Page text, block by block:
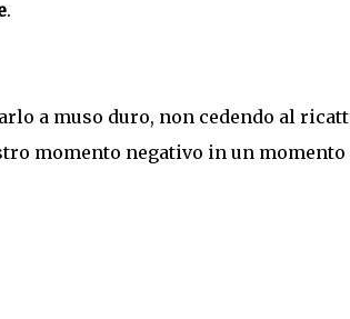
.
a muso duro, non cedendo al
momento negativo in un momento